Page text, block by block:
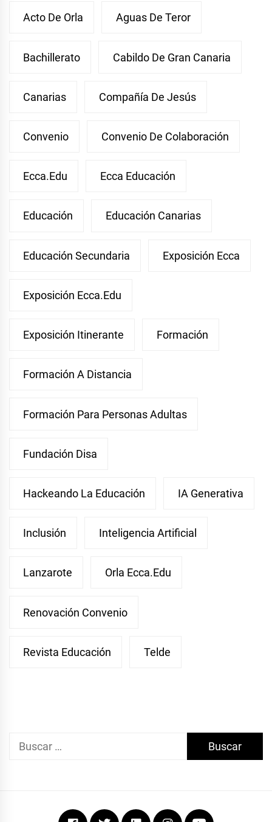
Acto De Orla Aguas De Teror
Bachillerato Cabildo De Gran Canaria
Canarias Compañía De Jesús
Convenio Convenio De Colaboración
Ecca.edu Ecca Educación
Educación Educación Canarias
Educación Secundaria Exposición Ecca
Exposición Ecca.edu
Exposición Itinerante Formación
Formación A Distancia
Formación Para Personas Adultas
Fundación Disa
Hackeando La Educación IA Generativa
Inclusión Inteligencia Artificial
Lanzarote Orla Ecca.edu
Renovación Convenio
Revista Educación Telde
Buscar:
FacebookTwitterLinkedinInstagramYoutube